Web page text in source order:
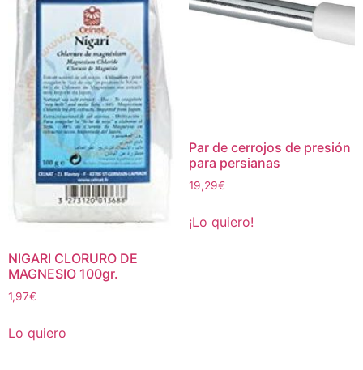
NIGARI CLORURO DE
MAGNESIO 100gr.
1,97€
Lo quiero
Par de cerrojos de presión
para persianas
19,29€
¡Lo quiero!